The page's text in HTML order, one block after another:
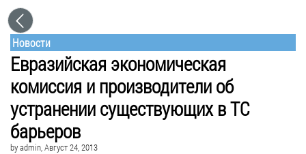
Новости
Евразийская экономическая
комиссия и производители об
устранении существующих в ТС
барьеров
byadmin, Август 24, 2013